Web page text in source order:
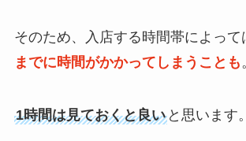
そのため、入店する時間帯によって
までに時間がかかってしまうことも
1時間は見ておくと良いと思います。